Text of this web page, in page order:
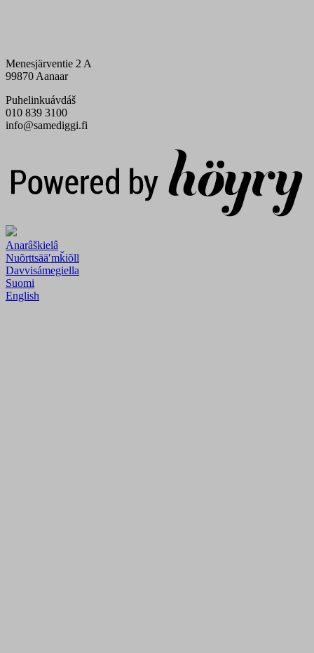
Menesjärventie 2 A
99870 Aanaar
Puhelinkuávdáš
010 839 3100
info@samediggi.fi
Anarâškielâ
Nuõrttsääʹmǩiõll
Davvisámegiella
Suomi
English